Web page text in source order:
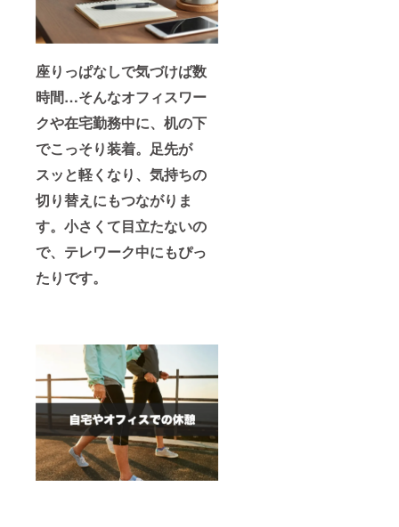
座りっぱなしで気づけば数
時間…そんなオフィスワー
クや在宅勤務中に、机の下
でこっそり装着。足先が
スッと軽くなり、気持ちの
切り替えにもつながりま
す。小さくて目立たないの
で、テレワーク中にもぴっ
たりです。